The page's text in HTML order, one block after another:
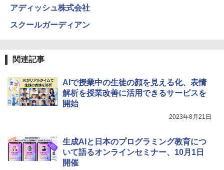
￥4,046
￥2,127
Joyreal モンテッソーリ ビジーボード 知
育玩具 1 2 3歳誕生日プレゼント男の子
早期開発 (スタンダード・エディション)
￥2,959
4
つかめ！理科ダマン 12 最強ロボット決
5
自分の思いを言葉にする こどもアウトプ
ット図鑑 (サンクチュアリ出版)
クリエイティブトイビルド、シンプルな
￥849
Fernrohr:実験用キャビネット
￥4,758
アディッシュ株式会社
スクールガーディアン
関連記事
AIで授業中の生徒の顔を見える化、表情
解析を授業改善に活用できるサービスを
開始
2023年8月21日
生成AIと日本のプログラミング教育につ
いて語るオンラインセミナー、10月1日
開催